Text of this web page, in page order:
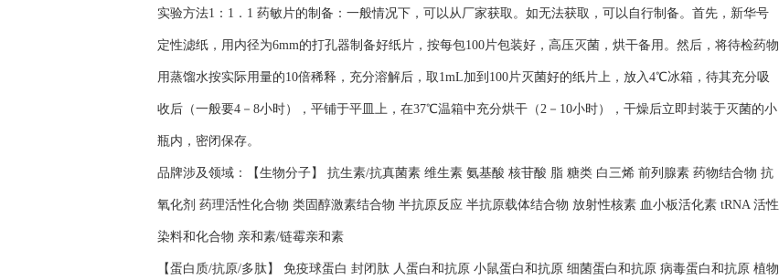
实验方法1：1．1 药敏片的制备：一般情况下，可以从厂家获取。如无法获取，可以自行制备。首先，新华号
定性滤纸，用内径为6mm的打孔器制备好纸片，按每包100片包装好，高压灭菌，烘干备用。然后，将待检药物
用蒸馏水按实际用量的10倍稀释，充分溶解后，取1mL加到100片灭菌好的纸片上，放入4℃冰箱，待其充分吸
收后（一般要4－8小时），平铺于平皿上，在37℃温箱中充分烘干（2－10小时），干燥后立即封装于灭菌的小
瓶内，密闭保存。
品牌涉及领域：【生物分子】 抗生素/抗真菌素 维生素 氨基酸 核苷酸 脂 糖类 白三烯 前列腺素 药物结合物 抗
氧化剂 药理活性化合物 类固醇激素结合物 半抗原反应 半抗原载体结合物 放射性核素 血小板活化素 tRNA 活性
染料和化合物 亲和素/链霉亲和素
【蛋白质/抗原/多肽】 免疫球蛋白 封闭肽 人蛋白和抗原 小鼠蛋白和抗原 细菌蛋白和抗原 病毒蛋白和抗原 植物